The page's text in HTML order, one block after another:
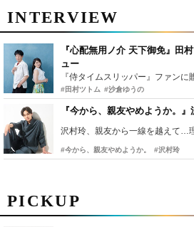
PICKUP
INTERVIEW
『心配無用ノ介 天下御免』田
ュー
#田村ツトム #沙倉ゆうの
『今から、親友やめようか。
沢村玲、親友から一線を越えて…
#今から、親友やめようか。 #沢村玲